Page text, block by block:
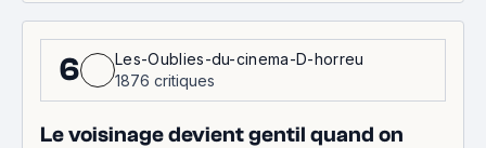
6
Les-Oublies-du-cinema-D-horreu
1876 critiques
Le voisinage devient gentil quand on